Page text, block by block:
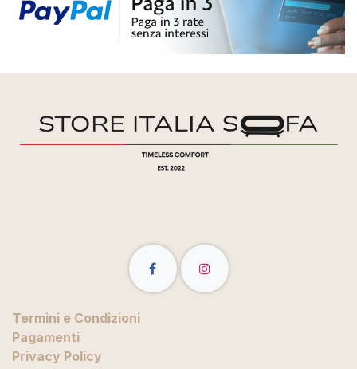
Termini e Condizioni
Pagamenti
Privacy Policy